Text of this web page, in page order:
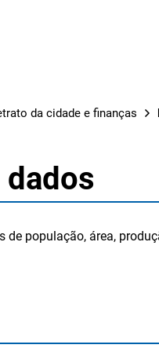
da cidade e finanças
de população, área,